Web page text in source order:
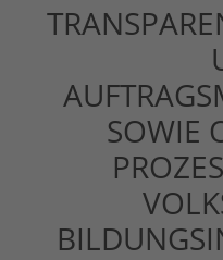
SOWIE